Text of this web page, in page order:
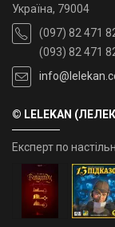
Україна, 79004
(097) 82 471
(093) 82 471
© LELEKAN
Експерт по